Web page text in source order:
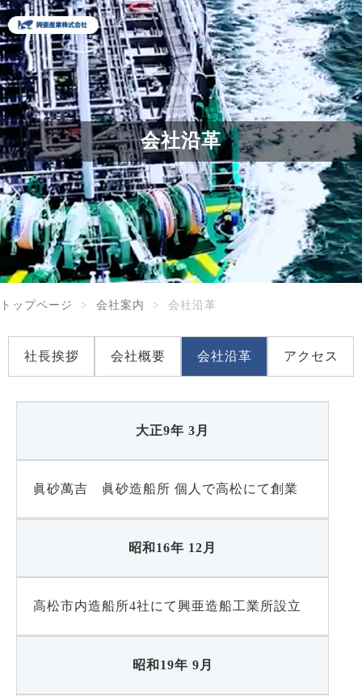
会社沿革
トップページ 会社案内 会社沿革
社長挨拶 会社概要 会社沿革 アクセス
大正9年 3月
眞砂萬吉 眞砂造船所 個人で高松にて創業
昭和16年 12月
高松市内造船所4社にて興亜造船工業所設立
昭和19年 9月